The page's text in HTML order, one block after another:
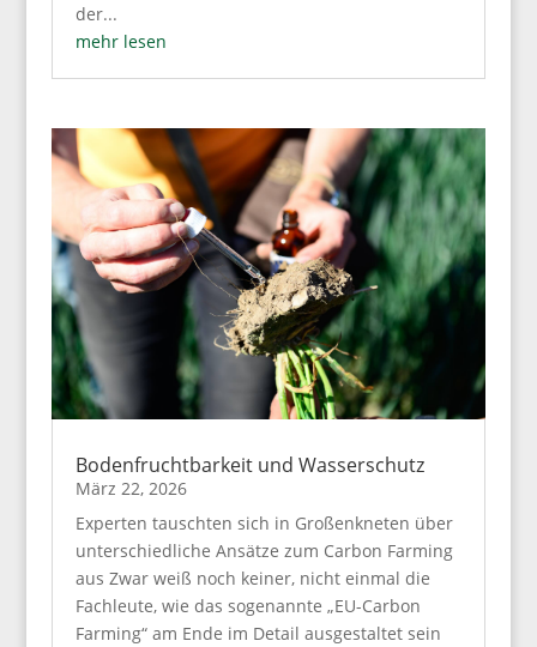
der...
mehr lesen
Bodenfruchtbarkeit und Wasserschutz
März 22, 2026
Experten tauschten sich in Großenkneten über
unterschiedliche Ansätze zum Carbon Farming
aus Zwar weiß noch keiner, nicht einmal die
Fachleute, wie das sogenannte „EU-Carbon
Farming“ am Ende im Detail ausgestaltet sein